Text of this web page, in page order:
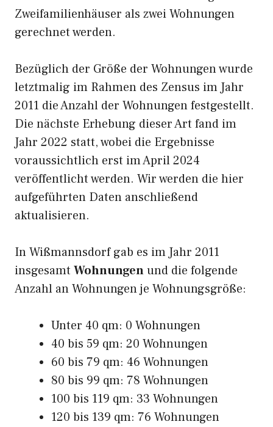
Zweifamilienhäuser als zwei Wohnungen
gerechnet werden.
Bezüglich der Größe der Wohnungen wurde
letztmalig im Rahmen des Zensus im Jahr
2011 die Anzahl der Wohnungen festgestellt.
Die nächste Erhebung dieser Art fand im
Jahr 2022 statt, wobei die Ergebnisse
voraussichtlich erst im April 2024
veröffentlicht werden. Wir werden die hier
aufgeführten Daten anschließend
aktualisieren.
In Wißmannsdorf gab es im Jahr 2011
insgesamt Wohnungenund die folgende
Anzahl an Wohnungen je Wohnungsgröße:
Unter 40 qm: 0 Wohnungen
40 bis 59 qm: 20 Wohnungen
60 bis 79 qm: 46 Wohnungen
80 bis 99 qm: 78 Wohnungen
100 bis 119 qm: 33 Wohnungen
120 bis 139 qm: 76 Wohnungen